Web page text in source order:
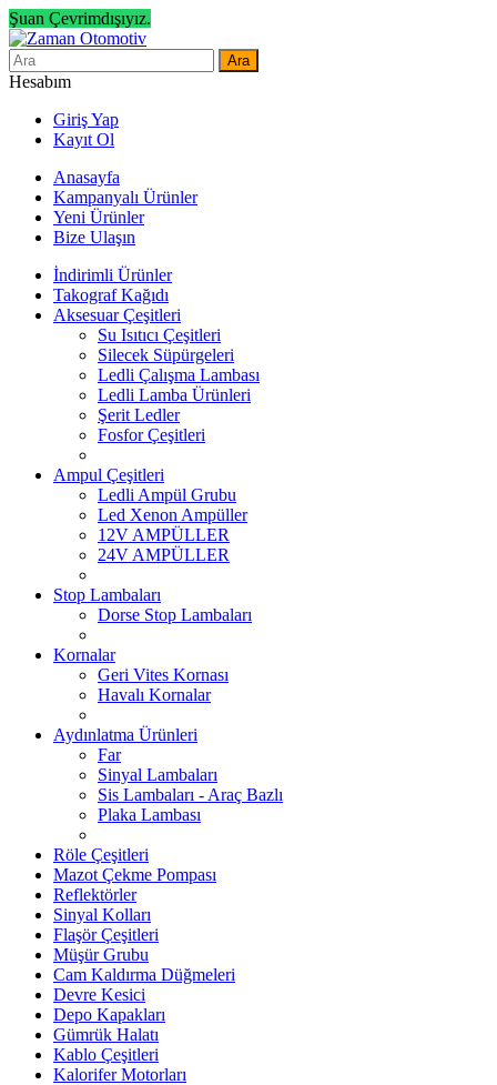
Şuan Çevrimdışıyız.
Ara
Hesabım
Giriş Yap
Kayıt Ol
Anasayfa
Kampanyalı Ürünler
Yeni Ürünler
Bize Ulaşın
İndirimli Ürünler
Takograf Kağıdı
Aksesuar Çeşitleri
Su Isıtıcı Çeşitleri
Silecek Süpürgeleri
Ledli Çalışma Lambası
Ledli Lamba Ürünleri
Şerit Ledler
Fosfor Çeşitleri
Ampul Çeşitleri
Ledli Ampül Grubu
Led Xenon Ampüller
12V AMPÜLLER
24V AMPÜLLER
Stop Lambaları
Dorse Stop Lambaları
Kornalar
Geri Vites Kornası
Havalı Kornalar
Aydınlatma Ürünleri
Far
Sinyal Lambaları
Sis Lambaları - Araç Bazlı
Plaka Lambası
Röle Çeşitleri
Mazot Çekme Pompası
Reflektörler
Sinyal Kolları
Flaşör Çeşitleri
Müşür Grubu
Cam Kaldırma Düğmeleri
Devre Kesici
Depo Kapakları
Gümrük Halatı
Kablo Çeşitleri
Kalorifer Motorları